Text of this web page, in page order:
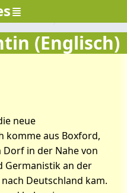
(Englisch)
neue
komme aus Boxford,
in der Nahe von
Germanistik an der
Deutschland kam.